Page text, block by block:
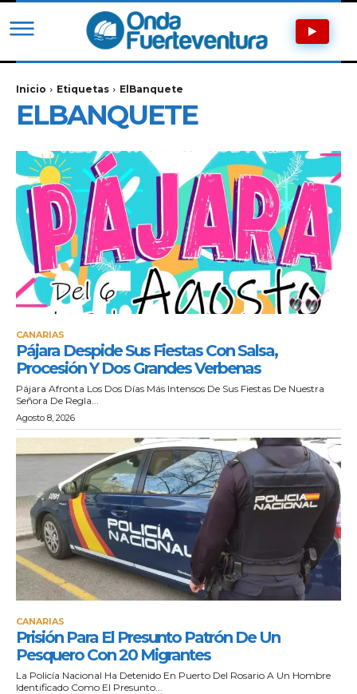
Inicio Etiquetas ElBanquete
ELBANQUETE
CANARIAS
Pájara Despide Sus Fiestas Con Salsa,
Procesión Y Dos Grandes Verbenas
Pájara Afronta Los Dos Días Más Intensos De Sus Fiestas De Nuestra
Señora De Regla...
Agosto 8, 2026
CANARIAS
Prisión Para El Presunto Patrón De Un
Pesquero Con 20 Migrantes
La Policía Nacional Ha Detenido En Puerto Del Rosario A Un Hombre
Identificado Como El Presunto...